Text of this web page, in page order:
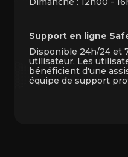
Support en ligne
Disponible 24h/24 et
utilisateur. Les
bénéficient d'une
équipe de support